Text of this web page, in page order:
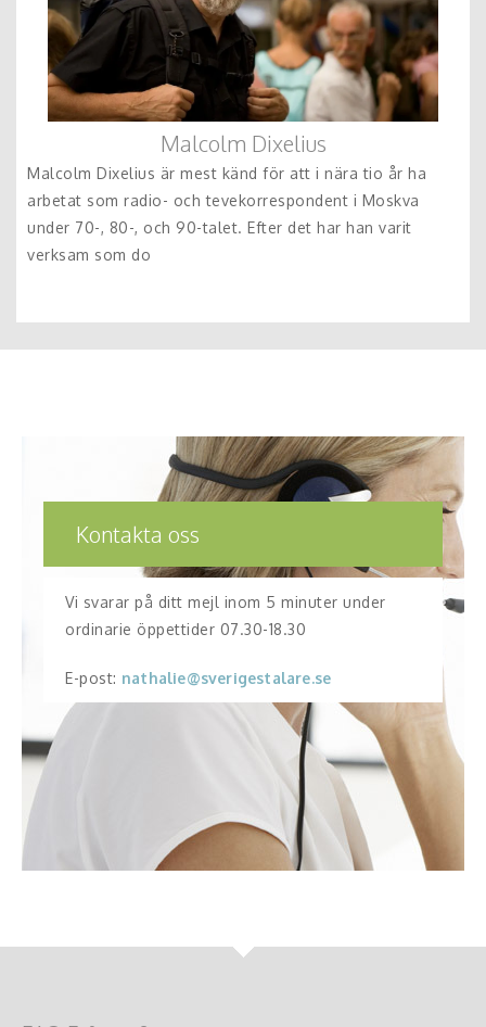
Malcolm Dixelius
Malcolm Dixelius är mest känd för att i nära tio år ha
arbetat som radio- och tevekorrespondent i Moskva
under 70-, 80-, och 90-talet. Efter det har han varit
verksam som do
Kontakta oss
Vi svarar på ditt mejl inom 5 minuter under
ordinarie öppettider 07.30-18.30
E-post: nathalie@sverigestalare.se